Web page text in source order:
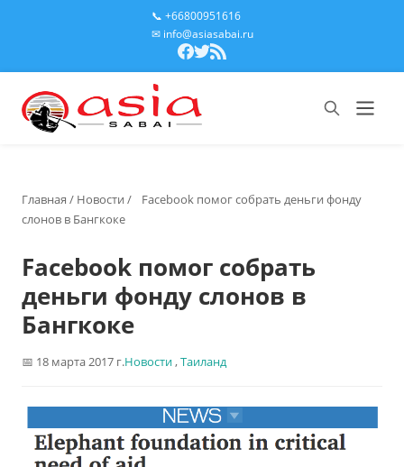
📞 +66800951616
✉ info@asiasabai.ru
Главная / Новости /
Facebook помог собрать деньги фонду
слонов в Бангкоке
Facebook помог собрать
деньги фонду слонов в
Бангкоке
18 марта 2017 г.Новости,Таиланд